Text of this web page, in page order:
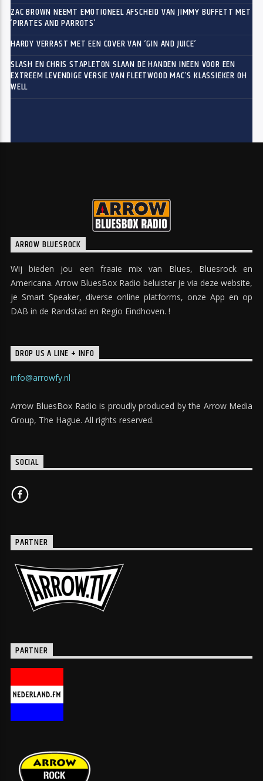
ZAC BROWN NEEMT EMOTIONEEL AFSCHEID VAN JIMMY BUFFETT MET
‘PIRATES AND PARROTS’
HARDY VERRAST MET EEN COVER VAN ‘GIN AND JUICE’
SLASH EN CHRIS STAPLETON SLAAN DE HANDEN INEEN VOOR EEN
EXTREEM LEVENDIGE VERSIE VAN FLEETWOOD MAC’S KLASSIEKER OH
WELL
ARROW BLUESROCK
Wij bieden jou een fraaie mix van Blues, Bluesrock en
Americana. Arrow BluesBox Radio beluister je via deze website,
je Smart Speaker, diverse online platforms, onze App en op
DAB in de Randstad en Regio Eindhoven. !
DROP US A LINE + INFO
info@arrowfy.nl
Arrow BluesBox Radio is proudly produced by the Arrow Media
Group, The Hague. All rights reserved.
SOCIAL
PARTNER
PARTNER